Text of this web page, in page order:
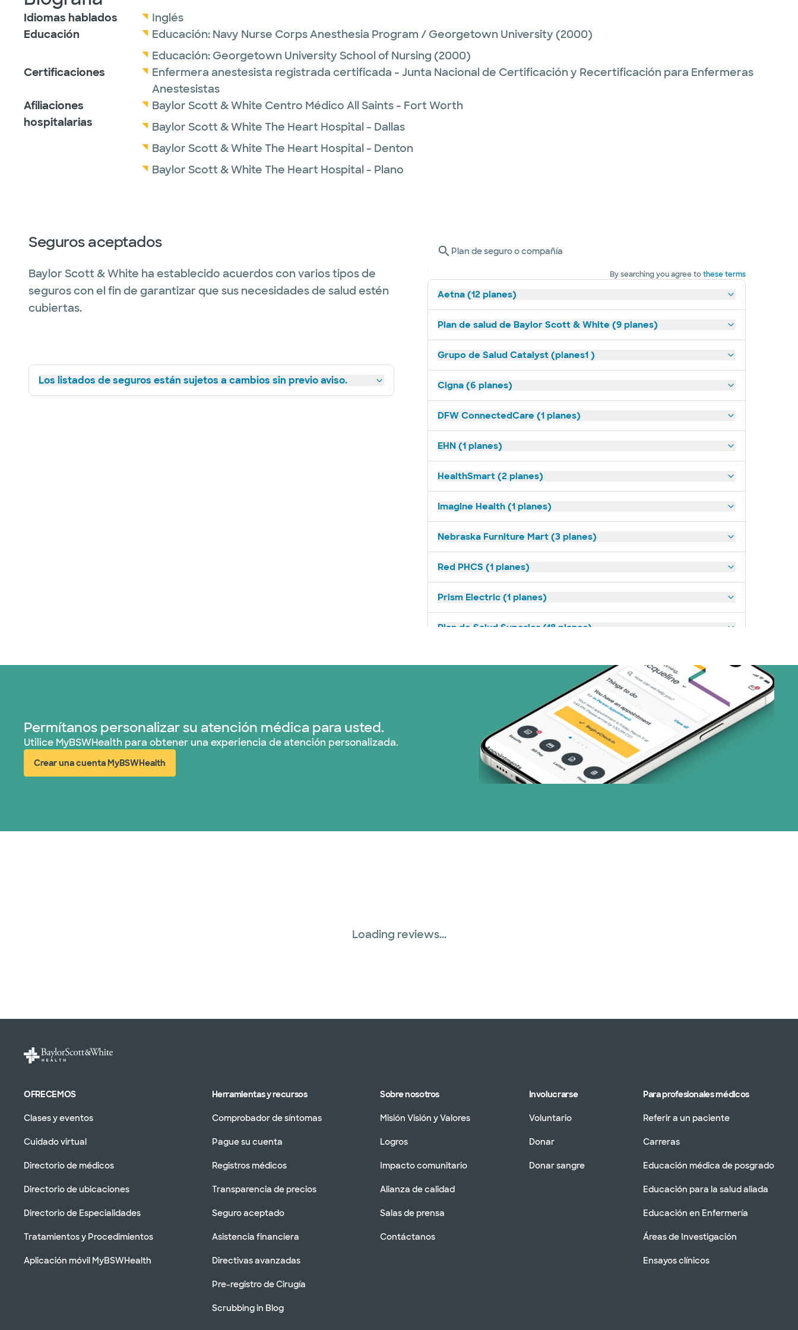
Idiomas hablados
Inglés
Educación
Educación: Navy Nurse Corps Anesthesia Program / Georgetown University (2000)
Educación: Georgetown University School of Nursing (2000)
Certificaciones
Enfermera anestesista registrada certificada - Junta Nacional de Certificación y Recertificación para Enfermeras
Anestesistas
Afiliaciones
hospitalarias
Baylor Scott & White Centro Médico All Saints - Fort Worth
Baylor Scott & White The Heart Hospital - Dallas
Baylor Scott & White The Heart Hospital - Denton
Baylor Scott & White The Heart Hospital - Plano
Seguros aceptados
Baylor Scott & White ha establecido acuerdos con varios tipos de
seguros con el fin de garantizar que sus necesidades de salud estén
cubiertas.
Los listados de seguros están sujetos a cambios sin previo aviso.
Plan de seguro o compañía
By searching you agree tothese terms
Aetna (12 planes)
Plan de salud de Baylor Scott & White (9 planes)
Grupo de Salud Catalyst (planes1 )
Cigna (6 planes)
DFW ConnectedCare (1 planes)
EHN (1 planes)
HealthSmart (2 planes)
Imagine Health (1 planes)
Nebraska Furniture Mart (3 planes)
Red PHCS (1 planes)
Prism Electric (1 planes)
Plan de Salud Superior (18 planes)
Permítanos personalizar su atención médica para usted.
Utilice MyBSWHealth para obtener una experiencia de atención personalizada.
Crear una cuenta MyBSWHealth
(abre en ventana nueva)
Loading reviews...
OFRECEMOS
Clases y eventos
Cuidado virtual
Directorio de médicos
Directorio de ubicaciones
Directorio de Especialidades
Tratamientos y Procedimientos
Aplicación móvil MyBSWHealth
Herramientas y recursos
Comprobador de síntomas
Pague su cuenta
Registros médicos
Transparencia de precios
Seguro aceptado
Asistencia financiera
Directivas avanzadas
Pre-registro de Cirugía
Scrubbing in Blog
Sobre nosotros
Misión Visión y Valores
Logros
Impacto comunitario
Alianza de calidad
Salas de prensa
Contáctanos
Involucrarse
Voluntario
Donar
Donar sangre
Para profesionales médicos
Referir a un paciente
Carreras
Educación médica de posgrado
Educación para la salud aliada
Educación en Enfermería
Áreas de Investigación
Ensayos clínicos